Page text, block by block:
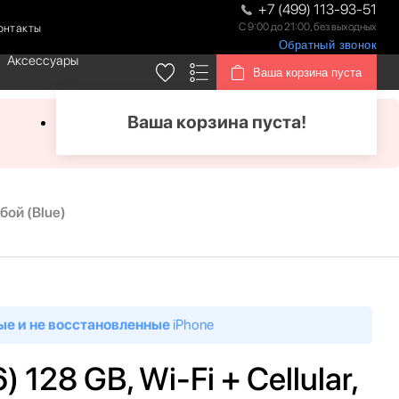
+7 (499) 113-93-51
С 9:00 до 21:00, без выходных
Обратный звонок
Аксессуары
Ваша корзина пуста
Ваша корзина пуста!
(Blue)
и не восстановленныеiPhone
128 GB, Wi-Fi + Cellular,